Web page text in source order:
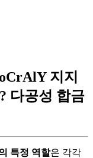
지지
다공성 합금
특정 역할은 각각